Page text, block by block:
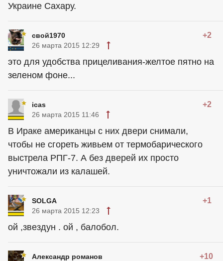
Украине Сахару.
свой1970 +2
26 марта 2015 12:29
это для удобства прицеливания-желтое пятно на
зеленом фоне...
icas +2
26 марта 2015 11:46
В Ираке американцы с них двери снимали,
чтобы не сгореть живьем от термобарического
выстрела РПГ-7. А без дверей их просто
уничтожали из калашей.
SOLGA +1
26 марта 2015 12:23
ой ,звездун . ой , балобол.
Александр романов +10